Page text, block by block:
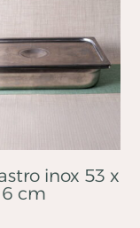
inox 53 x
6 cm